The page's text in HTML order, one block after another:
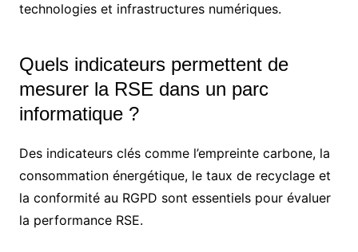
technologies et infrastructures numériques.
Quels indicateurs permettent de
mesurer la RSE dans un parc
informatique ?
Des indicateurs clés comme l’empreinte carbone, la
consommation énergétique, le taux de recyclage et
la conformité au RGPD sont essentiels pour évaluer
la performance RSE.